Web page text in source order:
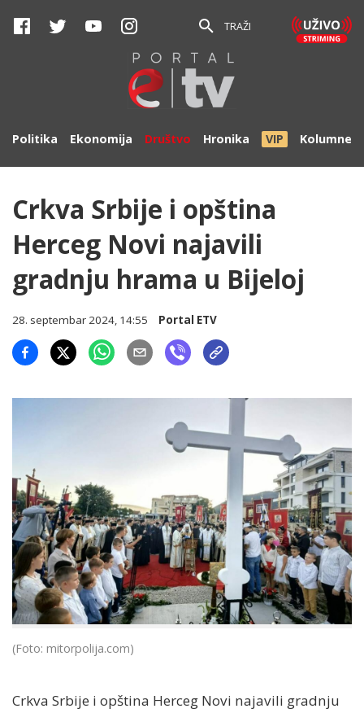
TRAŽI
Politika Ekonomija Društvo Hronika VIP Kolumne
Crkva Srbije i opština
Herceg Novi najavili
gradnju hrama u Bijeloj
28. septembar 2024, 14:55 Portal ETV
(Foto: mitorpolija.com)
Crkva Srbije i opština Herceg Novi najavili gradnju